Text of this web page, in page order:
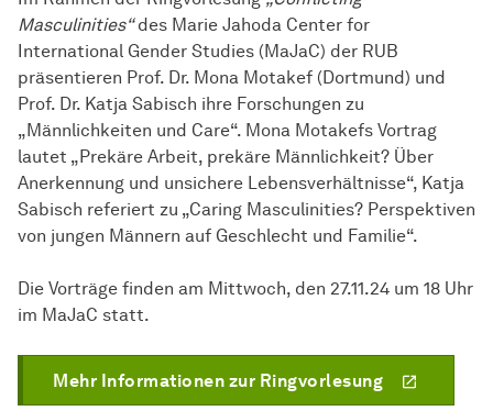
Masculinities“des Marie Jahoda Center for
International Gender Studies (MaJaC) der RUB
präsentieren Prof. Dr. Mona Motakef (Dortmund) und
Prof. Dr. Katja Sabisch ihre Forschungen zu
„Männlichkeiten und Care“. Mona Motakefs Vortrag
lautet „Prekäre Arbeit, prekäre Männlichkeit? Über
Anerkennung und unsichere Lebensverhältnisse“, Katja
Sabisch referiert zu „Caring Masculinities? Perspektiven
von jungen Männern auf Geschlecht und Familie“.
Die Vorträge finden am Mittwoch, den 27.11.24 um 18 Uhr
im MaJaC statt.
Mehr Informationen zur Ringvorlesung